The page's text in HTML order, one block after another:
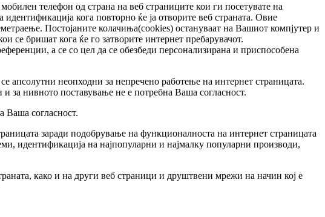
телефон од страна на веб страниците кои ги посетувате на
кога повторно ќе ја отворите веб страната. Овие
Постојаните колачиња(cookies) остануваат на Вашиот компјутер и
се бришат кога ќе го затворите интернет пребарувачот.
а се со цел да се обезбеди персонализирана и приспособена
апсолутни неопходни за непречено работење на интернет страницата.
за нивното поставување не е потребна Ваша согласност.
Ваша согласност.
заради подобрување на функционалноста на интернет страницата
идентификација на најпопуларни и најмалку популарни производи,
како и на други веб страници и друштвени мрежи на начин кој е